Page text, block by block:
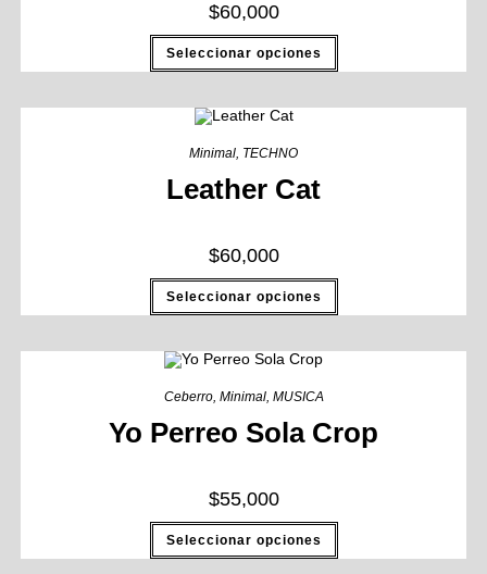
$60,000
Seleccionar opciones
Minimal, TECHNO
Leather Cat
$60,000
Seleccionar opciones
Ceberro, Minimal, MUSICA
Yo Perreo Sola Crop
$55,000
Seleccionar opciones